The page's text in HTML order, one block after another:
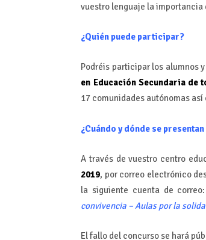
vuestro lenguaje la
¿Quién puede participar?
Podréis participar los alumnos
en Educación Secundaria de
17 comunidades autónomas
¿Cuándo y dónde se
A través de vuestro centro
2019, por correo electrónico
la siguiente cuenta de correo:
convivencia – Aulas por la
El fallo del concurso se hará